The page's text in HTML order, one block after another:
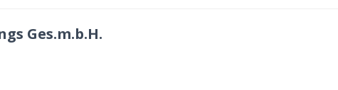
Ges.m.b.H.